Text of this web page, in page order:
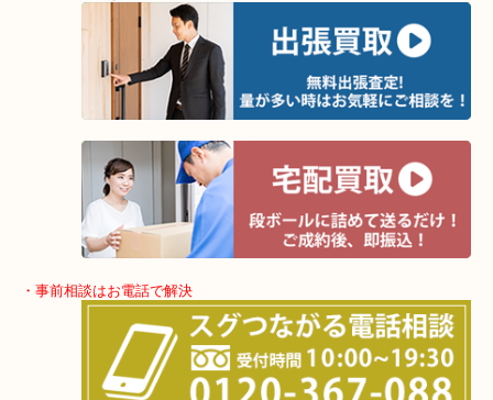
・出張買取エリア
堺市・堺市南区・堺市中区
堺市北区・堺市東区和泉市
泉大津市・岸和田市・富田林市
上記に記載がないエリアでもご相談ください。